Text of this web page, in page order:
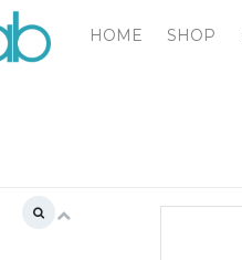
HOME SHOP